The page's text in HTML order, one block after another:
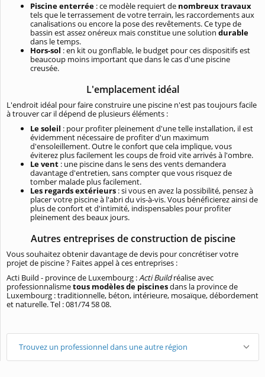
Piscine enterrée : ce modèle requiert de nombreux travaux
tels que le terrassement de votre terrain, les raccordements aux
canalisations ou encore la pose des revêtements. Ce type de
bassin est assez onéreux mais constitue une solution durable
dans le temps.
Hors-sol : en kit ou gonflable, le budget pour ces dispositifs est
beaucoup moins important que dans le cas d'une piscine
creusée.
L'emplacement idéal
L'endroit idéal pour faire construire une piscine n'est pas toujours facile
à trouver car il dépend de plusieurs éléments :
Le soleil : pour profiter pleinement d'une telle installation, il est
évidemment nécessaire de profiter d'un maximum
d'ensoleillement. Outre le confort que cela implique, vous
éviterez plus facilement les coups de froid vite arrivés à l'ombre.
Le vent : une piscine dans le sens des vents demandera
davantage d'entretien, sans compter que vous risquez de
tomber malade plus facilement.
Les regards extérieurs : si vous en avez la possibilité, pensez à
placer votre piscine à l'abri du vis-à-vis. Vous bénéficierez ainsi de
plus de confort et d'intimité, indispensables pour profiter
pleinement des beaux jours.
Autres entreprises de construction de piscine
Vous souhaitez obtenir davantage de devis pour concrétiser votre
projet de piscine ? Faites appel à ces entreprises :
Acti Build - province de Luxembourg :Acti Buildréalise avec
professionnalismetous modèles de piscinesdans la province de
Luxembourg : traditionnelle, béton, intérieure, mosaïque, débordement
et naturelle. Tel : 081/74 58 08.
Trouvez un professionnel dans une autre région